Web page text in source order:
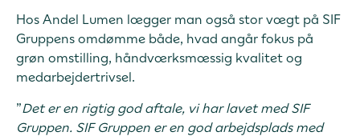
Hos Andel Lumen lægger man også stor vægt på SIF
Gruppens omdømme både, hvad angår fokus på
grøn omstilling, håndværksmæssig kvalitet og
medarbejdertrivsel.
”Det er en rigtig god aftale, vi har lavet med SIF
Gruppen. SIF Gruppen er en god arbejdsplads med